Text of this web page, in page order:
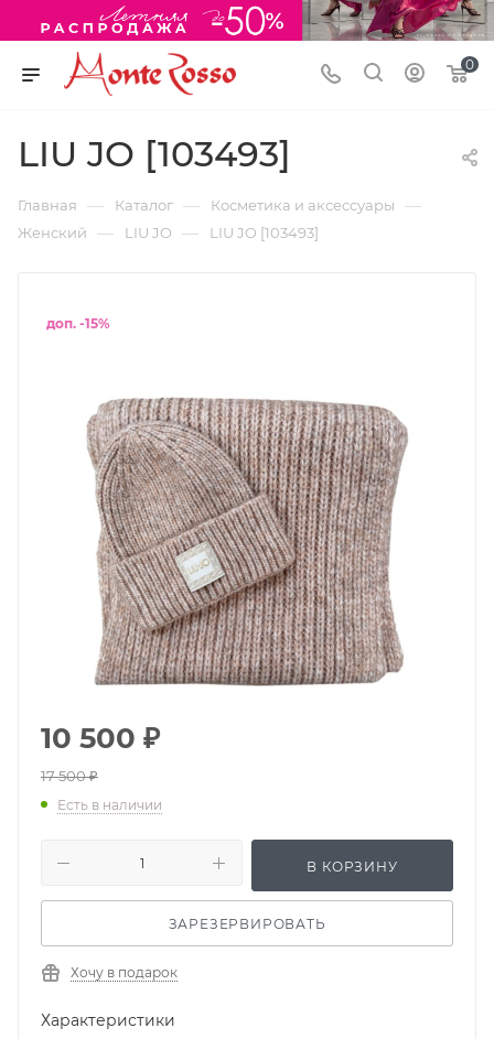
0
LIU JO [103493]
Главная — Каталог — Косметика и аксессуары —
Женский — LIU JO — LIU JO [103493]
доп. -15%
10 500 ₽
17 500₽
Есть в наличии
В КОРЗИНУ
ЗАРЕЗЕРВИРОВАТЬ
Хочу в подарок
Характеристики